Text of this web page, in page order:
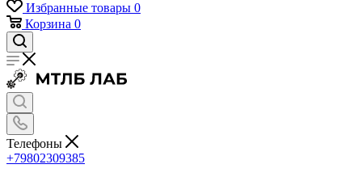
Избранные товары 0
Корзина 0
Телефоны
+79802309385